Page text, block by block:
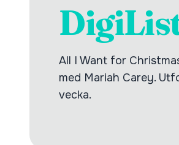
All I Want for
med Mariah Carey.
vecka.